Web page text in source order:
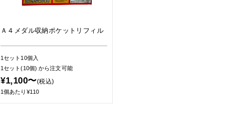
Ａ４メダル収納ポケットリフィル
1セット10個入
1セット(10個)から注文可能
¥1,100〜(税込)
1個あたり¥110